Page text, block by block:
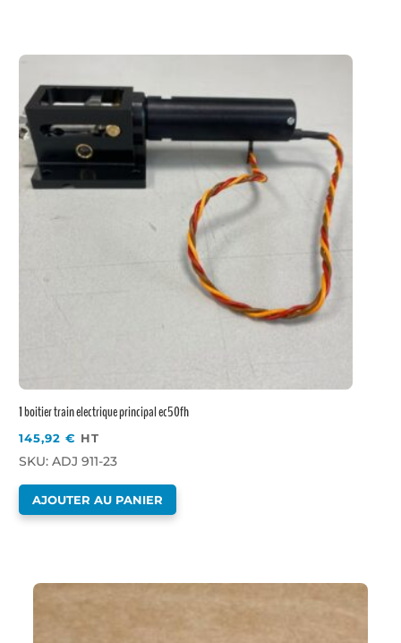
1 boitier train electrique principal ec50fh
145,92€ HT
SKU: ADJ 911-23
AJOUTER AU PANIER